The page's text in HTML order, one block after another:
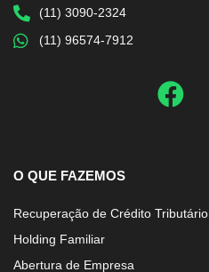
(11) 3090-2324
(11) 96574-7912
O QUE FAZEMOS
Recuperação de Crédito Tributário
Holding Familiar
Abertura de Empresa